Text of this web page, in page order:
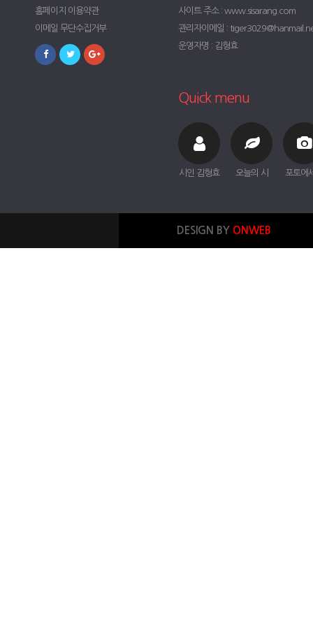
홈페이지 이용약관
이메일 무단수집거부
사이트 주소 : www.sisarang.com
관리자이메일 :
운영자명 : 김형효
Quick menu
시인 김형효 오늘의 시 포토에
DESIGN BY ONWEB